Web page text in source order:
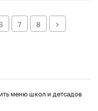
7 8 Далее
меню школ и детсадов